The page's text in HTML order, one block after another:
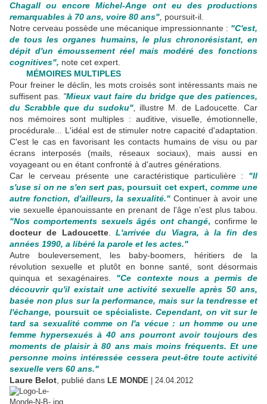
Chagall ou encore Michel-Ange ont eu des productions
remarquables à 70 ans, voire 80 ans" poursuit-il.
Notre cerveau possède une mécanique impressionnante : "C'est,
de tous les organes humains, le plus chronorésistant, en
dépit d'un émoussement réel mais modéré des fonctions
cognitives", note cet expert.
MÉMOIRES MULTIPLES
Pour freiner le déclin, les mots croisés sont intéressants mais ne
suffisent pas. "Mieux vaut faire du bridge que des patiences,
du Scrabble que du sudoku",
illustre M. de Ladoucette. Car
nos mémoires sont multiples : auditive, visuelle, émotionnelle,
procédurale... L'idéal est de stimuler notre capacité d'adaptation.
C'est le cas en favorisant les contacts humains de visu ou par
écrans interposés (mails, réseaux sociaux), mais aussi en
voyageant ou en étant confronté à d'autres générations.
Car le cerveau présente une caractéristique particulière : "Il
s'use si on ne s'en sert pas, poursuit cet expert, comme une
autre fonction, d'ailleurs, la sexualité."Continuer à avoir une
vie sexuelle épanouissante en prenant de l'âge n'est plus tabou.
"Nos comportements sexuels âgés ont changé, confirme le
docteur de Ladoucette.L'arrivée du Viagra, à la fin des
années 1990, a libéré la parole et les actes."
Autre bouleversement, les baby-boomers, héritiers de la
révolution sexuelle et plutôt en bonne santé, sont désormais
quinqua et sexagénaires. "Ce contexte nous a permis de
découvrir qu'il existait une activité sexuelle après 50 ans,
basée non plus sur la performance, mais sur la tendresse et
l'échange, poursuit ce spécialiste. Cependant, on vit sur le
tard sa sexualité comme on l'a vécue : un homme ou une
femme hypersexués à 40 ans pourront avoir toujours des
moments de plaisir à 80 ans mais moins fréquents. Et une
personne moins intéressée cessera peut-être toute activité
sexuelle vers 60 ans."
Laure Belot , publié dans LE MONDE | 24.04.2012